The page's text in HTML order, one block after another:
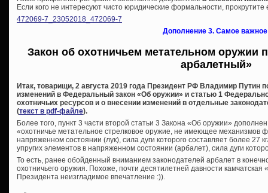
Если кого не интересуют чисто юридические формальности, прокрутите
472069-7_23052018_472069-7
Дополнение 3. Самое
Закон об охотничьем метательном оружии
арбалетный»
Итак, товарищи, 2 августа 2019 года Президент РФ Владимир Путин
изменений в Федеральный закон «Об оружии» и статью 1
охотничьих ресурсов и о внесении изменений в отдельные
(текст в pdf-файле).
Более того, пункт 3 части второй статьи 3 Закона «Об оружии»
«охотничье метательное стрелковое оружие, не имеющее механизмов
напряженном состоянии (лук), сила дуги которого составляет более
упругих элементов в напряженном состоянии (арбалет), сила дуги
То есть, ранее обойденный вниманием законодателей арбалет в
охотничьего оружия. Похоже, почти десятилетней давности камчатская
Президента неизгладимое впечатление :)).